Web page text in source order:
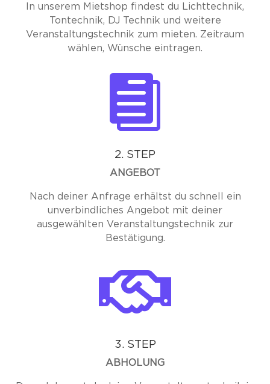
In unserem Mietshop findest du Lichttechnik,
Tontechnik, DJ Technik und weitere
Veranstaltungstechnik zum mieten. Zeitraum
wählen, Wünsche eintragen.

2. STEP
ANGEBOT
Nach deiner Anfrage erhältst du schnell ein
unverbindliches Angebot mit deiner
ausgewählten Veranstaltungstechnik zur
Bestätigung.

3. STEP
ABHOLUNG